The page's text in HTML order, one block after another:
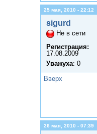
25 мая, 2010 - 22:12
sigurd
Не в сети
Регистрация:
17.08.2009
Уважуха: 0
Вверх
26 мая, 2010 - 07:39